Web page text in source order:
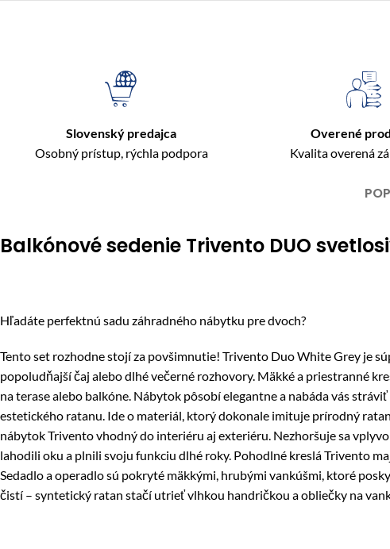
Slovenský predajca
Osobný prístup, rýchla podpora
Overené
Kvalita overená
Balkónové sedenie Trivento DUO
Hľadáte perfektnú sadu záhradného nábytku pre dvoch?
Tento set rozhodne stojí za povšimnutie! Trivento Duo White Grey je
popoludňajší čaj alebo dlhé večerné rozhovory. Mäkké a priestranné
na terase alebo balkóne. Nábytok pôsobí elegantne a nabáda vás
estetického ratanu. Ide o materiál, ktorý dokonale imituje prírodný
nábytok Trivento vhodný do interiéru aj exteriéru. Nezhoršuje sa
lahodili oku a plnili svoju funkciu dlhé roky. Pohodlné kreslá Trivento
Sedadlo a operadlo sú pokryté mäkkými, hrubými vankúšmi, ktoré
čistí – syntetický ratan stačí utrieť vlhkou handričkou a obliečky na